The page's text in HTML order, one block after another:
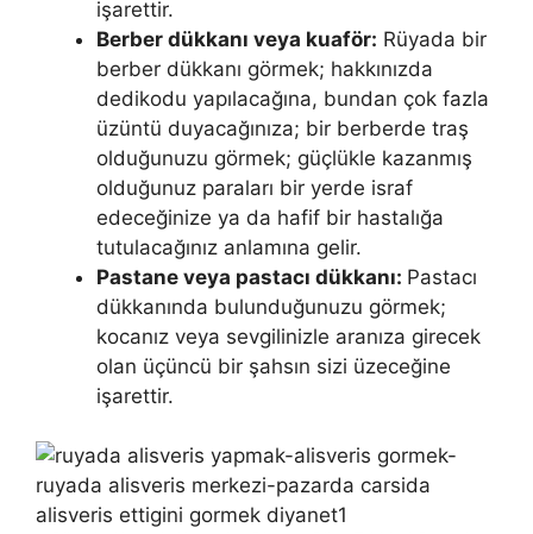
işarettir.
Berber dükkanı veya kuaför: Rüyada bir
berber dükkanı görmek; hakkınızda
dedikodu yapılacağına, bundan çok fazla
üzüntü duyacağınıza; bir berberde traş
olduğunuzu görmek; güçlükle kazanmış
olduğunuz paraları bir yerde israf
edeceğinize ya da hafif bir hastalığa
tutulacağınız anlamına gelir.
Pastane veya pastacı dükkanı: Pastacı
dükkanında bulunduğunuzu görmek;
kocanız veya sevgilinizle aranıza girecek
olan üçüncü bir şahsın sizi üzeceğine
işarettir.